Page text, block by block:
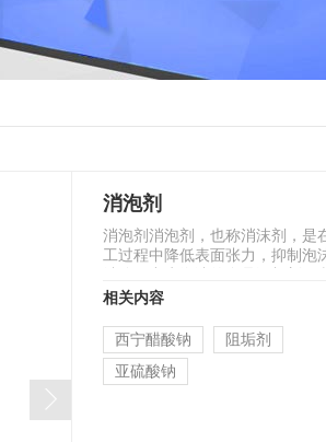
消泡剂
消泡剂消泡剂，也称消沫剂，是
工过程中降低表面张力，抑制泡
使用的消泡剂有…
相关内容
西宁醋酸钠
阻垢剂
亚硫酸钠